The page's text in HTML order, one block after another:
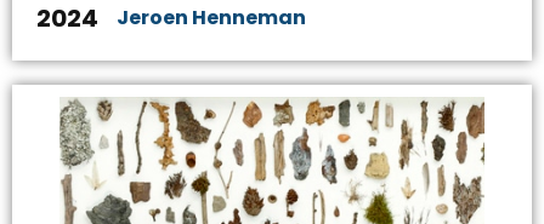
2024 Jeroen Henneman